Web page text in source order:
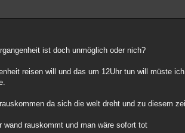
ist doch unmöglich oder nich?
reisen will und das um 12Uhr tun will müste
da sich die welt dreht und zu diesem
rauskommt und man wäre sofort tot